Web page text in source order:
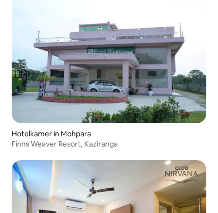
Hotelkamer in Mohpara
Finns Weaver Resort, Kaziranga